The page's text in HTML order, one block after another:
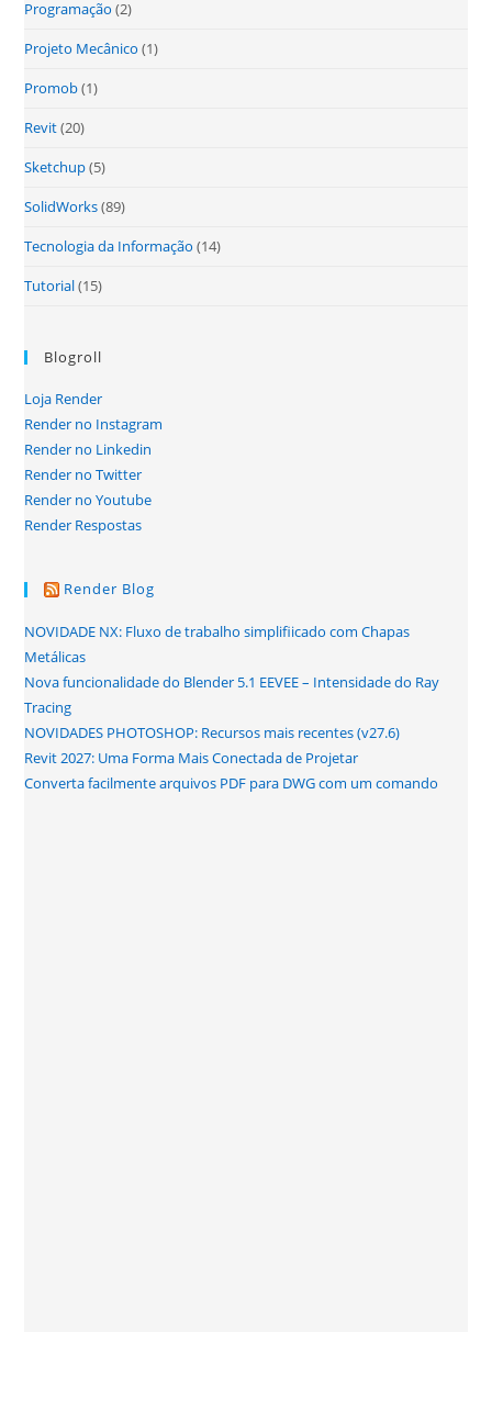
Programação (2)
Projeto Mecânico (1)
Promob(1)
Revit(20)
Sketchup(5)
SolidWorks(89)
Tecnologia da Informação (14)
Tutorial(15)
Blogroll
Loja Render
Render no Instagram
Render no Linkedin
Render no Twitter
Render no Youtube
Render Respostas
Render Blog
NOVIDADE NX: Fluxo de trabalho simplifiicado com Chapas
Metálicas
Nova funcionalidade do Blender 5.1 EEVEE – Intensidade do Ray
Tracing
NOVIDADES PHOTOSHOP: Recursos mais recentes (v27.6)
Revit 2027: Uma Forma Mais Conectada de Projetar
Converta facilmente arquivos PDF para DWG com um comando